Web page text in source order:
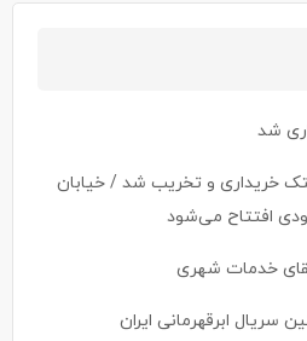
شد
خریداری و تخریب شد / خیابان
خدمات شهری
سریال ابرقهرمانی ایران